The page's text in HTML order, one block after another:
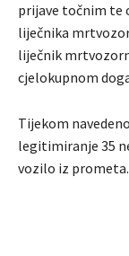
prijave točnim te
liječnika
liječnik
cjelokupnom
Tijekom
legitimiranje 35
vozilo iz prometa.